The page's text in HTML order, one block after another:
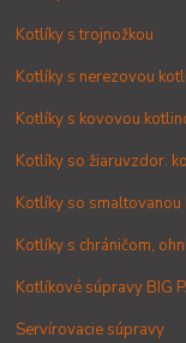
Kotlíky s trojnožkou
Kotlíky s nerezovou
Kotlíky s kovovou
Kotlíky so žiaruvzdor.
Kotlíky so smaltovanou
Kotlíky s chráničom,
Kotlíkové súpravy BIG
Servírovacie súpravy